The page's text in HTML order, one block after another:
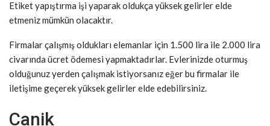
Etiket yapıştırma işi yaparak oldukça yüksek gelirler elde
etmeniz mümkün olacaktır.
Firmalar çalışmış oldukları elemanlar için 1.500 lira ile 2.000 lira
civarında ücret ödemesi yapmaktadırlar. Evlerinizde oturmuş
olduğunuz yerden çalışmak istiyorsanız eğer bu firmalar ile
iletişime geçerek yüksek gelirler elde edebilirsiniz.
Canik